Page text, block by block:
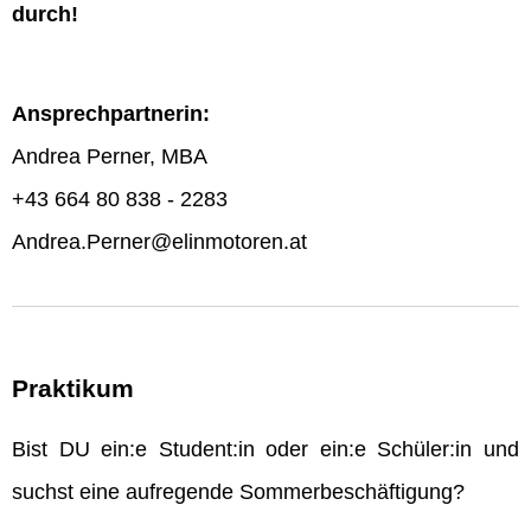
durch!
Ansprechpartnerin:
Andrea Perner, MBA
+43 664 80 838 - 2283
Andrea.Perner@elinmotoren.at
Praktikum
Bist DU ein:e Student:in oder ein:e Schüler:in und
suchst eine aufregende Sommerbeschäftigung?